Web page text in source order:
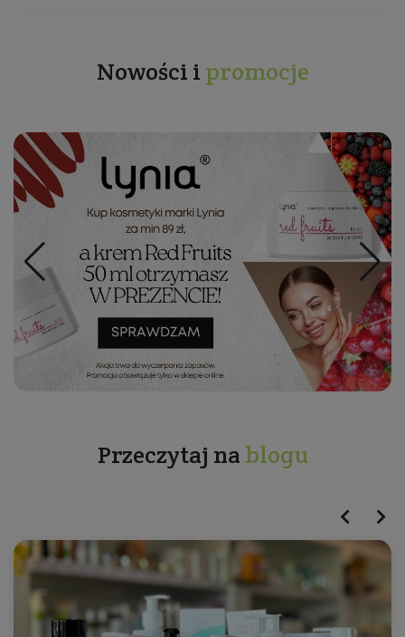
Nowości i promocje
Przeczytaj na blogu